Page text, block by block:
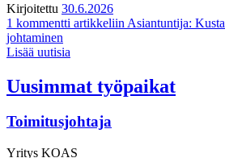
Kirjoitettu 30.6.2026
1 kommentti artikkeliin Asiantuntija:
johtaminen
Lisää uutisia
Uusimmat työpaikat
Toimitusjohtaja
Yritys KOAS